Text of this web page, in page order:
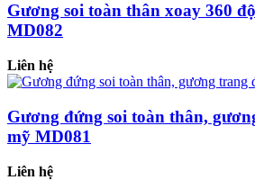
Gương soi toàn thân xoay 360
MD082
Liên hệ
Gương đứng soi toàn thân,
mỹ MD081
Liên hệ